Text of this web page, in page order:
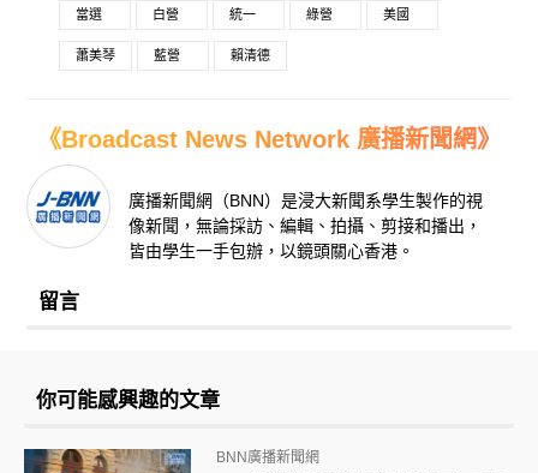
當選 白營 統一 綠營 美國
蕭美琴 藍營 賴清德
《Broadcast News Network 廣播新聞網》
廣播新聞網（BNN）是浸大新聞系學生製作的視
像新聞，無論採訪、編輯、拍攝、剪接和播出，
皆由學生一手包辦，以鏡頭關心香港。
留言
你可能感興趣的文章
BNN廣播新聞網